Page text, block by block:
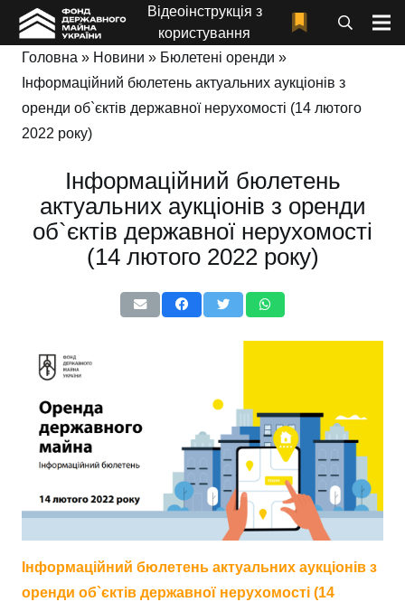
Відеоінструкція з
користування
Головна » Новини » Бюлетені оренди »
Інформаційний бюлетень актуальних аукціонів з
оренди об`єктів державної нерухомості (14 лютого
2022 року)
Інформаційний бюлетень
актуальних аукціонів з оренди
об`єктів державної нерухомості
(14 лютого 2022 року)
Інформаційний бюлетень актуальних аукціонів з
оренди об`єктів державної нерухомості (14